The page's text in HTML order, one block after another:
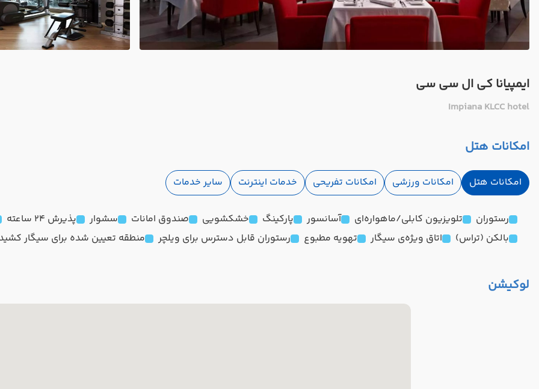
ایمپیانا کی ال سی سی
Impiana KLCC hotel
امکانات هتل
امکانات هتل امکانات ورزشی امکانات تفریحی خدمات اینترنت سایر خدمات
رستوران تلویزیون کابلی/ماهواره‌ای آسانسور پارکینگ خشکشویی صندوق امانات سشوار پذیرش 24 ساعته
بالکن (تراس)
اتاق ویژه‌ی سیگار تهویه مطبوع رستوران قابل دسترس برای ویلچر منطقه تعیین شده برای سیگار
لوکیشن